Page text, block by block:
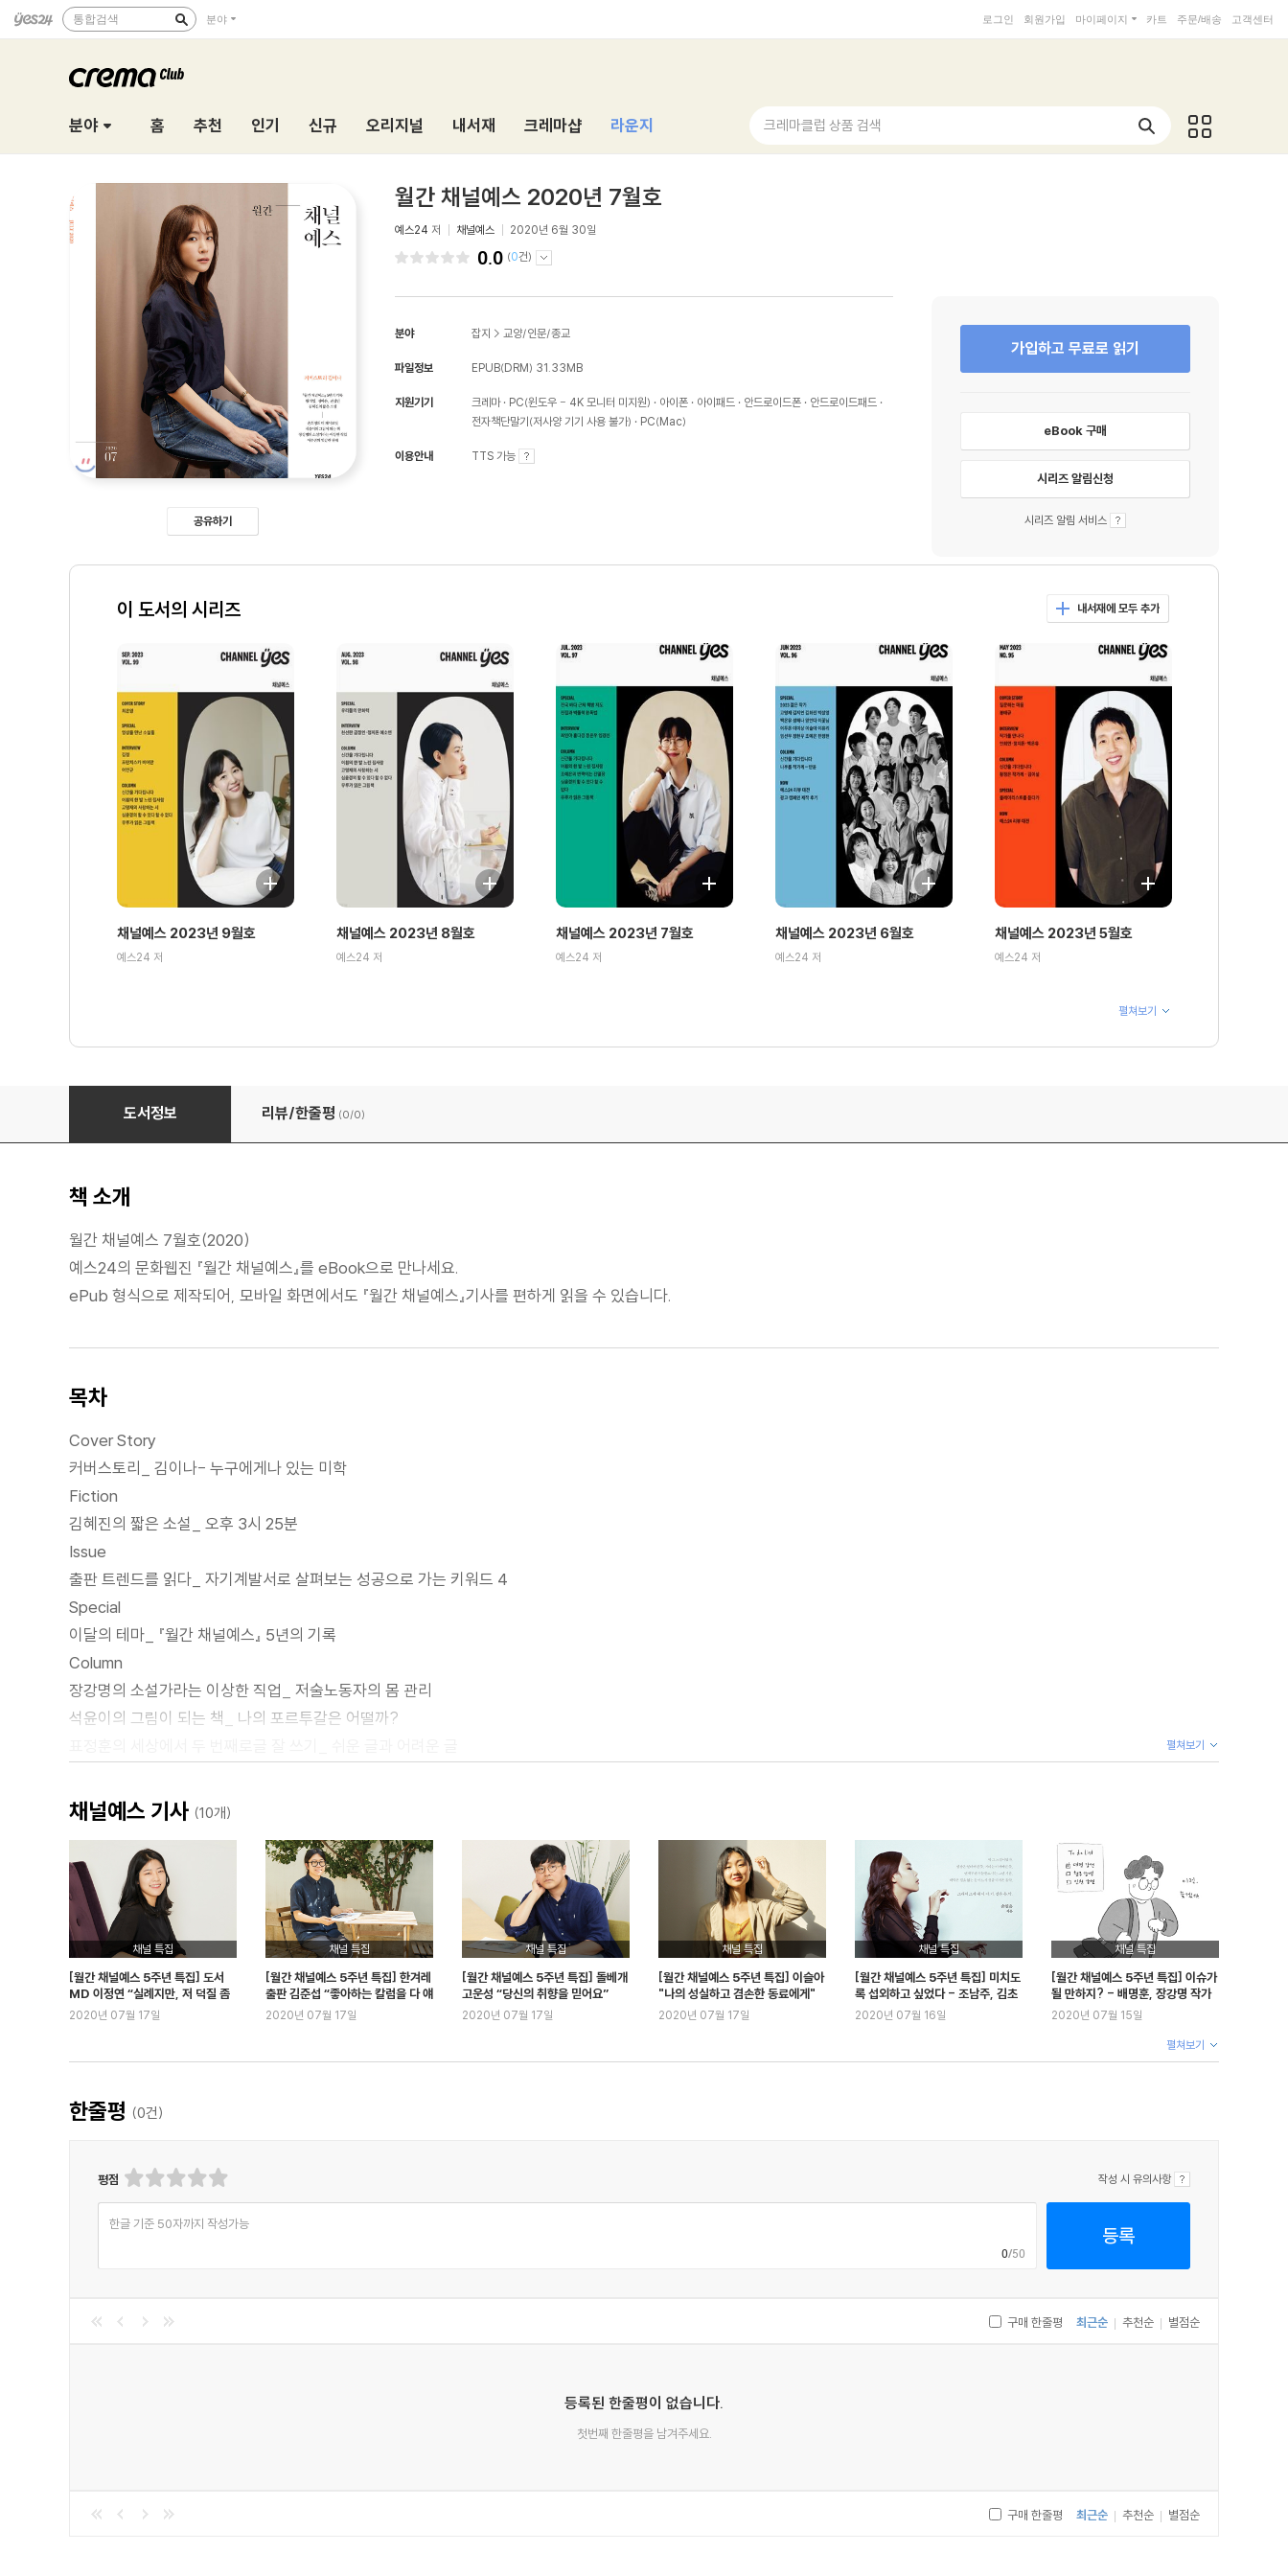
통합검색 분야 로그인 회원가입 마이페이지 카트 주문/배송 고객센터
분야 홈 추천 인기 신규 오리지널 내서재 크레마샵 라운지 크레마클럽 상품 검색
공유하기
월간 채널예스 2020년 7월호
예스24 저 채널예스 2020년 6월 30일
0.0 (0건)
분야 잡지 > 교양/인문/종교
파일정보 EPUB(DRM) 31.33MB
지원기기 크레마 PC(윈도우 - 4K 모니터 미지원) 아이폰 아이패드 안드로이드폰
안드로이드패드
전자책단말기(저사양 기기 사용 불가)
PC(Mac)
이용안내 TTS 가능
가입하고 무료로 읽기
eBook 구매
시리즈 알림신청
시리즈 알림 서비스
이 도서의 시리즈 내서재에 모두 추가
채널예스 2023년 9월호
예스24 저
채널예스 2023년 8월호
예스24 저
채널예스 2023년 7월호
예스24 저
채널예스 2023년 6월호
예스24 저
채널예스 2023년 5월호
예스24 저
펼쳐보기
월간 채널예스 2020년 7월호
도서정보 리뷰/한줄평 (0/0)
책 소개
월간 채널예스 7월호(2020)
예스24의 문화웹진 『월간 채널예스』를 eBook으로 만나세요.
ePub 형식으로 제작되어, 모바일 화면에서도 『월간 채널예스』기사를 편하게 읽을 수 있습니다.
목차
Cover Story
커버스토리_ 김이나- 누구에게나 있는 미학
Fiction
김혜진의 짧은 소설_ 오후 3시 25분
Issue
출판 트렌드를 읽다_ 자기계발서로 살펴보는 성공으로 가는 키워드 4
Special
이달의 테마_ 『월간 채널예스』 5년의 기록
Column
장강명의 소설가라는 이상한 직업_ 저술노동자의 몸 관리
석윤이의 그림이 되는 책_ 나의 포르투갈은 어떨까?
황석희의 영화 번역담_ 영화 재번역과 고대 유물 발굴
김지은의 모두 함께 읽는 책_ 어린이와 제대로 대화하는 방법
유희경의 이달의 시집 서점_ 서점을 잘 운영하는 방법
전고운의 부귀영화_ 거울과 가위바위보
손희정의 더 페이보릿_ 어쩌면 사랑이 우리를 구원할 거야, 김보라
윤덕원의 읽은 만큼 들린다_ 감싸거나 씻어내거나
Interview
인터뷰_ 황석영- 세상은 변한다. 아주 조금씩, 아주 느리게
Review
오은의 옹기종기_ 어떤,책임 추천 책
편집자 인터뷰_ 이렇게 기획했습니다
나도, 에세이스트 대상 수상작_ 우리에게 케이크가 필요한 이유
독립 북클러버_ 다름을 인정할 때, ‘지식확장모임’
펼쳐보기
채널예스 기사 (10개)
채널 특집
[월간 채널예스 5주년 특집] 도서
MD 이정연 “실례지만, 저 덕질 좀
할게요”
2020년 07월 17일
채널 특집
[월간 채널예스 5주년 특집] 한겨레
출판 김준섭 “좋아하는 칼럼을 다 얘
기해도 되나요?”
2020년 07월 17일
채널 특집
[월간 채널예스 5주년 특집] 돌베개
고운성 “당신의 취향을 믿어요”
2020년 07월 17일
채널 특집
[월간 채널예스 5주년 특집] 이슬아
"나의 성실하고 겸손한 동료에게"
2020년 07월 17일
채널 특집
[월간 채널예스 5주년 특집] 미치도
록 섭외하고 싶었다 - 조남주, 김초
엽 외
2020년 07월 16일
채널 특집
[월간 채널예스 5주년 특집] 이슈가
될 만하지? - 배명훈, 장강명 작가
외
2020년 07월 15일
펼쳐보기
한줄평 (0건)
평점 작성 시 유의사항
한글 기준 50자까지 작성가능
0/50
등록
구매 한줄평 최근순 | 추천순 | 별점순
등록된 한줄평이 없습니다.
첫번째 한줄평을 남겨주세요.
구매 한줄평 최근순 | 추천순 | 별점순